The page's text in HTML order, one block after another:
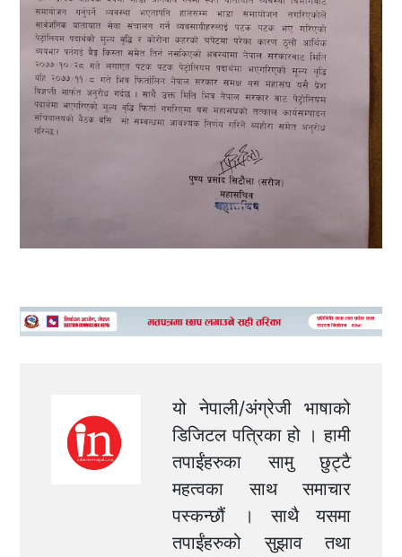
यो नेपाली/अंग्रेजी भाषाको
डिजिटल पत्रिका हो । हामी
तपाईंहरुका सामु छुट्टै
महत्वका साथ समाचार
पस्कन्छौं । साथै यसमा
तपाईंहरुको सुझाव तथा